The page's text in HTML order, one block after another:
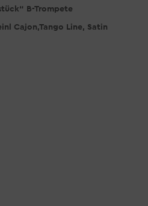
B-Trompete
Cajon,Tango Line, Satin